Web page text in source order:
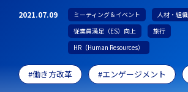
2021.07.09 ミーティング＆イベント
人材・組
従業員満足（ES）向上
旅行
HR（Human Resources）
働き方改革 エンゲージメント